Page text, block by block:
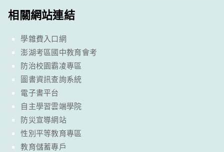
相關網站連結
學雜費入口網
澎湖考區國中教育會考
防治校園霸凌專區
圖書資訊查詢系統
電子書平台
自主學習雲端學院
防災宣導網站
性別平等教育專區
教育儲蓄專戶